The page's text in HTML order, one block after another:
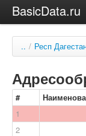
BasicData.ru
.. / Респ
#
1
2